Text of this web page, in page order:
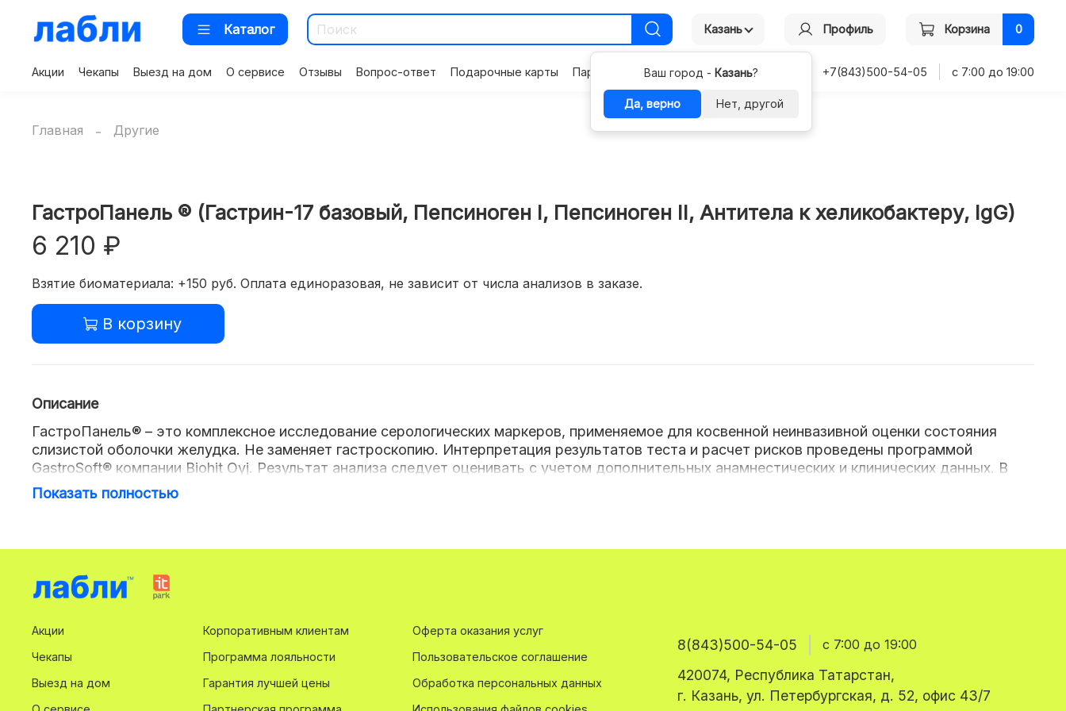
Каталог Казань
Ваш город - Казань?
Да, верно Нет, другой
Профиль Корзина 0
Акции Чекапы Выезд на дом О сервисе Отзывы Вопрос-ответ Подарочные карты Партнерам Контакты +7(843)500-54-05 с 7:00 до 19:00
Главная Другие
ГастроПанель ® (Гастрин-17 базовый, Пепсиноген I, Пепсиноген II, Антитела к хеликобактеру, IgG)
6 210 ₽
Взятие биоматериала: +150 руб. Оплата единоразовая, не зависит от числа анализов в заказе.
В корзину
Описание
ГастроПанель® – это комплексное исследование серологических маркеров, применяемое для косвенной неинвазивной оценки состояния
слизистой оболочки желудка. Не заменяет гастроскопию. Интерпретация результатов теста и расчет рисков проведены программой
GastroSoft® компании Biohit Oyj. Результат анализа следует оценивать с учетом дополнительных анамнестических и клинических данных. В
отчете по результатам комплекса проведенных исследований приводится наиболее вероятная интерпретация полученных результатов,
ГастроПанель® основана на оценке взаимоотношений четырех ключевых биомаркеров, регулирующих нормальную физиологию желудка:
• пепсиноген I,
• гастрин-17
• антитела IgG к Helicobacter pylori (количественно).
В анализе ГастроПанель® выделяют 8 диагностических профилей анализа:
Показать полностью
Акции
Чекапы
Выезд на дом
Корпоративным клиентам
Программа лояльности
Гарантия лучшей цены
Оферта оказания услуг
Пользовательское соглашение
Обработка персональных данных
8(843)500-54-05 с 7:00 до 19:00
420074, Республика Татарстан,
г. Казань, ул. Петербургская, д. 52, офис 43/7